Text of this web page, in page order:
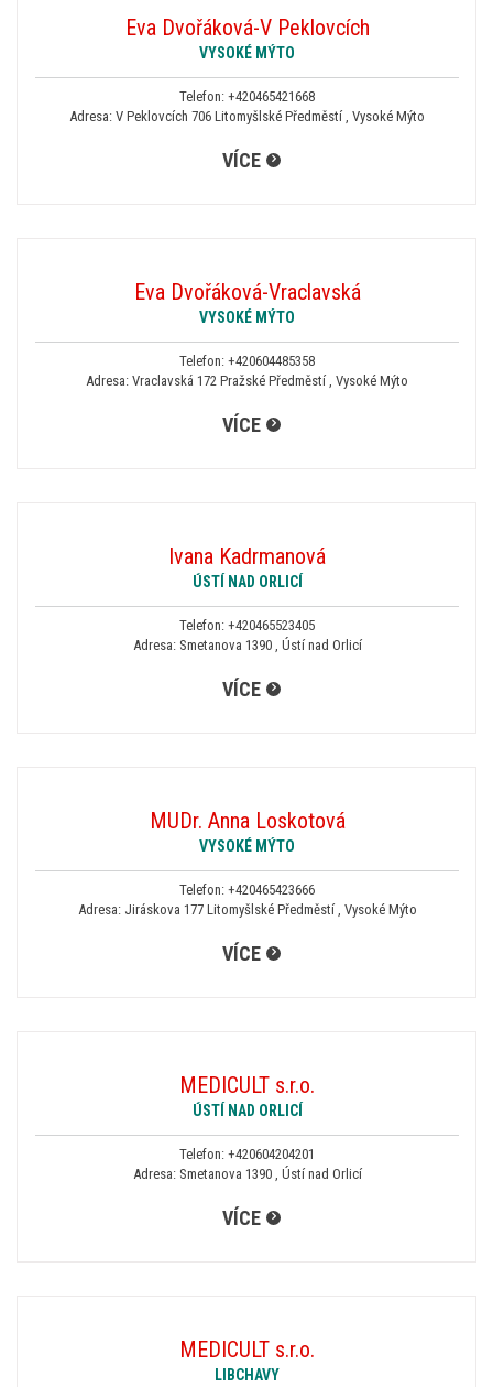
Eva Dvořáková-V Peklovcích
VYSOKÉ MÝTO
Telefon: +420465421668
Adresa: V Peklovcích 706 Litomyšlské Předměstí , Vysoké Mýto
VÍCE
Eva Dvořáková-Vraclavská
VYSOKÉ MÝTO
Telefon: +420604485358
Adresa: Vraclavská 172 Pražské Předměstí , Vysoké Mýto
VÍCE
Ivana Kadrmanová
ÚSTÍ NAD ORLICÍ
Telefon: +420465523405
Adresa: Smetanova 1390 , Ústí nad Orlicí
VÍCE
MUDr. Anna Loskotová
VYSOKÉ MÝTO
Telefon: +420465423666
Adresa: Jiráskova 177 Litomyšlské Předměstí , Vysoké Mýto
VÍCE
MEDICULT s.r.o.
ÚSTÍ NAD ORLICÍ
Telefon: +420604204201
Adresa: Smetanova 1390 , Ústí nad Orlicí
VÍCE
MEDICULT s.r.o.
LIBCHAVY